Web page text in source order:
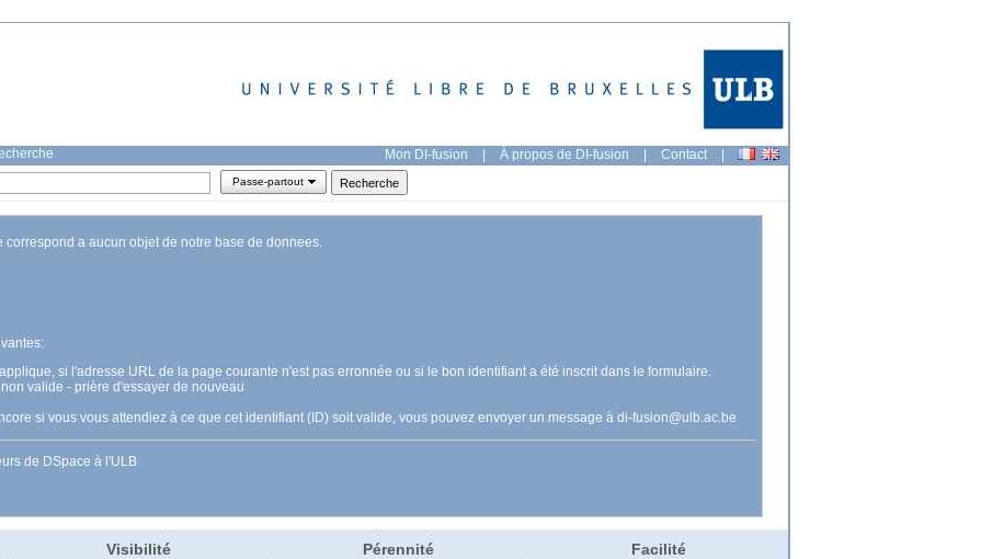
Mon DI-fusion | À propos de DI-fusion | Contact |
Passe-partout
correspond a aucun objet de notre base de donnees.
si l'adresse URL de la page courante n'est pas erronnée ou si le bon identifiant a été inscrit dans le formulaire.
valide - prière d'essayer de nouveau
si vous vous attendiez à ce que cet identifiant (ID) soit valide, vous pouvez envoyer un message à di-fusion@ulb.ac.be
de DSpace à l'ULB
Visibilité Pérennité Facilité